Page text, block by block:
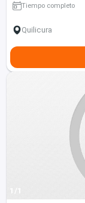
Tiempo completo
Quilicura
1/1